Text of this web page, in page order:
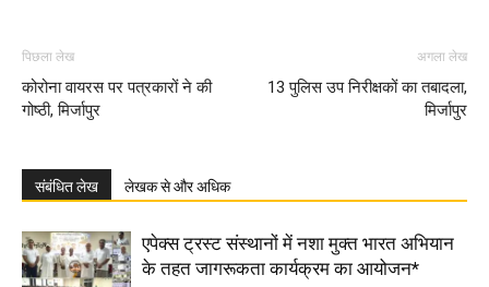
पिछला लेख
कोरोना वायरस पर पत्रकारों ने की
गोष्ठी, मिर्जापुर
अगला लेख
13 पुलिस उप निरीक्षकों का तबादला,
मिर्जापुर
संबंधित लेख लेखक से और अधिक
एपेक्स ट्रस्ट संस्थानों में नशा मुक्त भारत अभियान
के तहत जागरूकता कार्यक्रम का आयोजन*